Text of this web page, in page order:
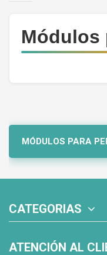
Módulos
MÓDULOS PARA
CATEGORIAS
ATENCIÓN AL